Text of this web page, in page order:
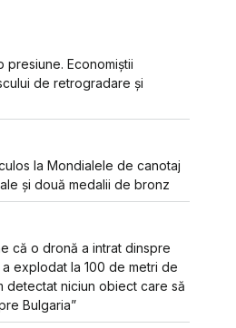
presiune. Economiștii
de retrogradare și
la Mondialele de canotaj
și două medalii de bronz
că o dronă a intrat dinspre
a explodat la 100 de metri de
detectat niciun obiect care să
Bulgaria”